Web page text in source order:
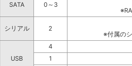
SATA
0～3
シリアル
2
※付属の
USB
4
1